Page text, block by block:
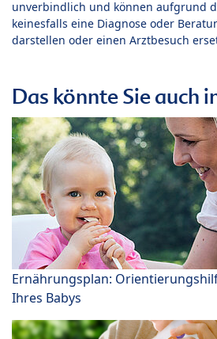
unverbindlich und können aufgrund
keinesfalls eine Diagnose oder
darstellen oder einen Arztbesuch
Das könnte Sie auch
Ernährungsplan:
Ihres Babys